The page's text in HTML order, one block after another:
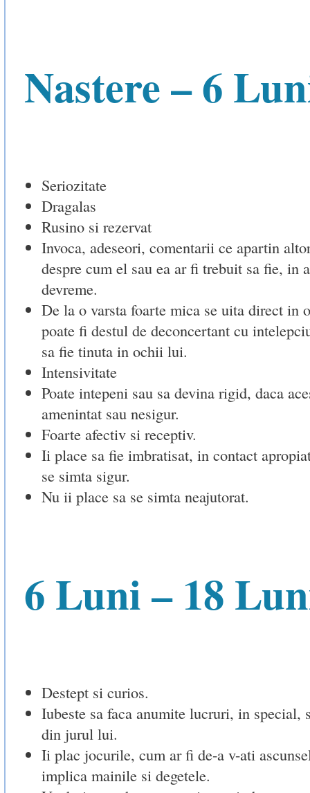
Nastere – 6
Seriozitate
Dragalas
Rusino si rezervat
Invoca, adeseori, comentarii ce apartin
despre cum el sau ea ar fi trebuit sa fie, in
devreme.
De la o varsta foarte mica se uita direct in
poate fi destul de deconcertant cu
sa fie tinuta in ochii lui.
Intensivitate
Poate intepeni sau sa devina rigid, daca
amenintat sau nesigur.
Foarte afectiv si receptiv.
Ii place sa fie imbratisat, in contact
se simta sigur.
Nu ii place sa se simta neajutorat.
6 Luni – 18
Destept si curios.
Iubeste sa faca anumite lucruri, in special,
din jurul lui.
Ii plac jocurile, cum ar fi de-a v-ati
implica mainile si degetele.